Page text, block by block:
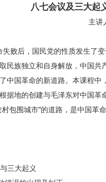
八七会议及三大起
主讲
败后，国民党的性质发生了
民族独立和自身解放，中国
中国革命的新道路。本课程
据地的创建与毛泽东对中国
包围城市”的道路，是中国革命
三大起义